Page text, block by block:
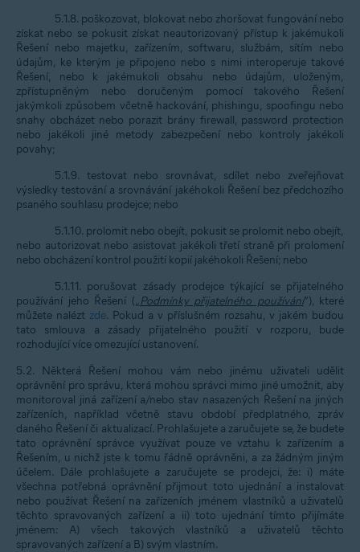
5.1.8. poškozovat, blokovat nebo zhoršovat fungování nebo
získat nebo se pokusit získat neautorizovaný přístup k jakémukoli
Řešení nebo majetku, zařízením, softwaru, službám, sítím nebo
údajům, ke kterým je připojeno nebo s nimi interoperuje takové
Řešení, nebo k jakémukoli obsahu nebo údajům, uloženým,
zpřístupněným nebo doručeným pomocí takového Řešení
jakýmkoli způsobem včetně hackování, phishingu, spoofingu nebo
snahy obcházet nebo porazit brány firewall, password protection
nebo jakékoli jiné metody zabezpečení nebo kontroly jakékoli
povahy;
5.1.9. testovat nebo srovnávat, sdílet nebo zveřejňovat
výsledky testování a srovnávání jakéhokoli Řešení bez předchozího
psaného souhlasu prodejce; nebo
5.1.10. prolomit nebo obejít, pokusit se prolomit nebo obejít,
nebo autorizovat nebo asistovat jakékoli třetí straně při prolomení
nebo obcházení kontrol použití kopií jakéhokoli Řešení; nebo
5.1.11. porušovat zásady prodejce týkající se přijatelného
používání jeho Řešení („Podmínky přijatelného používání“), které
můžete nalézt zde. Pokud a v příslušném rozsahu, v jakém budou
tato smlouva a zásady přijatelného použití v rozporu, bude
rozhodující více omezující ustanovení.
5.2. Některá Řešení mohou vám nebo jinému uživateli udělit
oprávnění pro správu, která mohou správci mimo jiné umožnit, aby
monitoroval jiná zařízení a/nebo stav nasazených Řešení na jiných
zařízeních, například včetně stavu období předplatného, zpráv
daného Řešení či aktualizací. Prohlašujete a zaručujete se, že budete
tato oprávnění správce využívat pouze ve vztahu k zařízením a
Řešením, u nichž jste k tomu řádně oprávněni, a za žádným jiným
účelem. Dále prohlašujete a zaručujete se prodejci, že: i) máte
všechna potřebná oprávnění přijmout toto ujednání a instalovat
nebo používat Řešení na zařízeních jménem vlastníků a uživatelů
těchto spravovaných zařízení a ii) toto ujednání tímto přijímáte
jménem: A) všech takových vlastníků a uživatelů těchto
spravovaných zařízení a B) svým vlastním.